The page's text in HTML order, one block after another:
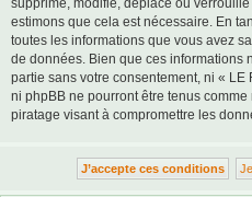
supprime, modifie, déplace ou
estimons que cela est nécessaire. En
toutes les informations que vous avez
de données. Bien que ces informations
partie sans votre consentement, ni « LE
ni phpBB ne pourront être tenus
piratage visant à compromettre les